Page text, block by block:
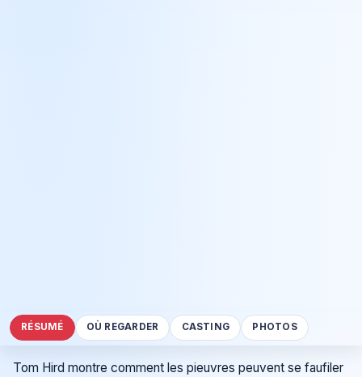
RÉSUMÉ OÙ REGARDER CASTING PHOTOS
Tom Hird montre comment les pieuvres peuvent se faufiler